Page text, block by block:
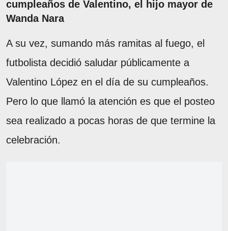
cumpleaños de Valentino, el hijo mayor de
Wanda Nara
A su vez, sumando más ramitas al fuego, el
futbolista decidió saludar públicamente a
Valentino López en el día de su cumpleaños.
Pero lo que llamó la atención es que el posteo
sea realizado a pocas horas de que termine la
celebración.